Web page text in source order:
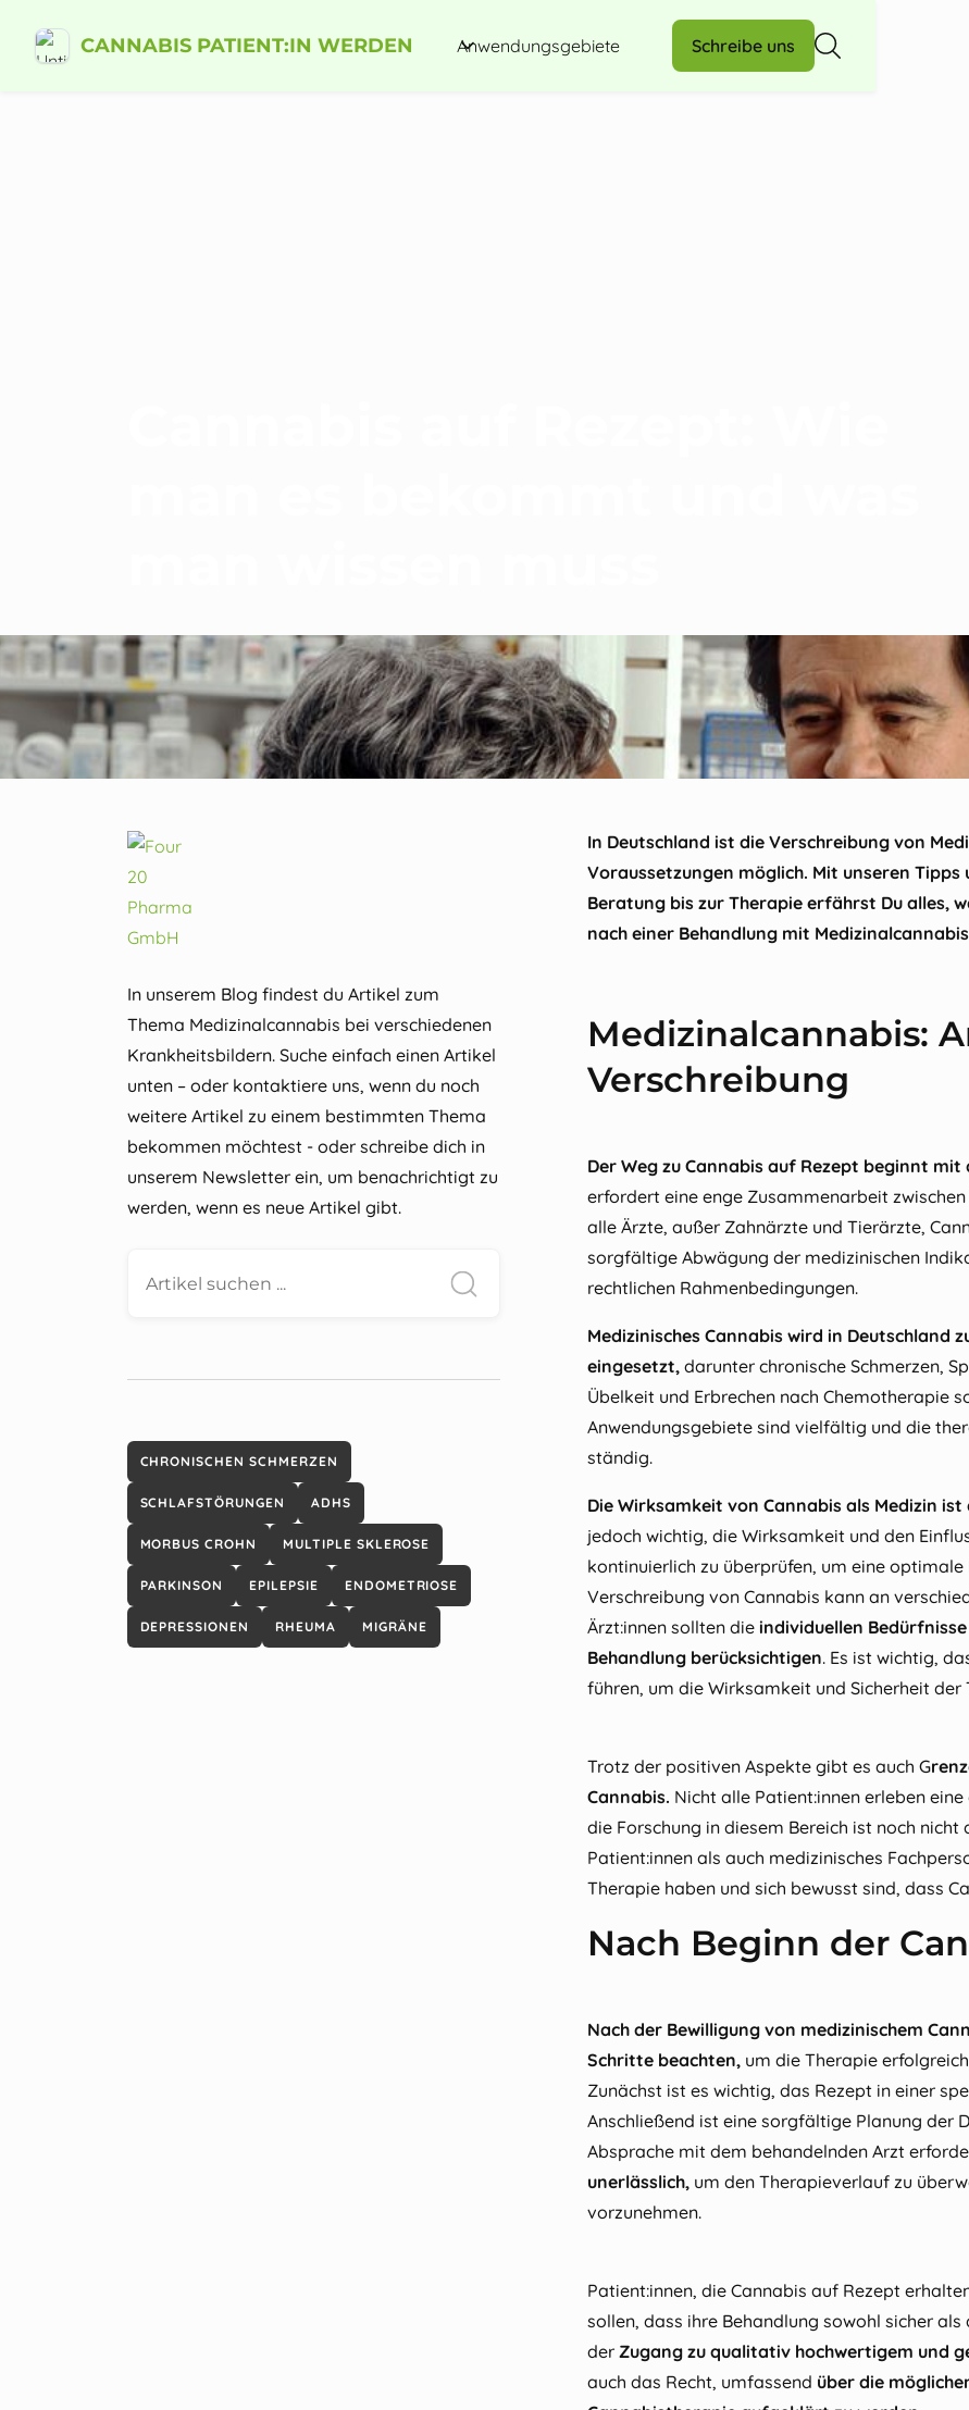
CANNABIS PATIENT:IN WERDEN Anwendungsgebiete Schreibe uns
In unserem Blog findest du Artikel zum
Thema Medizinalcannabis bei verschiedenen
Krankheitsbildern. Suche einfach einen Artikel
unten – oder kontaktiere uns, wenn du noch
weitere Artikel zu einem bestimmten Thema
bekommen möchtest - oder schreibe dich in
unserem Newsletter ein, um benachrichtigt zu
werden, wenn es neue Artikel gibt.
CHRONISCHEN SCHMERZEN
SCHLAFSTÖRUNGEN ADHS
MORBUS CROHN MULTIPLE SKLEROSE
PARKINSON EPILEPSIE ENDOMETRIOSE
DEPRESSIONEN RHEUMA MIGRÄNE
In Deutschland ist die Verschreibung von
Voraussetzungen möglich. Mit unseren
Beratung bis zur Therapie erfährst Du alles,
nach einer Behandlung mit
Medizinalcannabis:
Verschreibung
Der Weg zu Cannabis auf Rezept beginnt
erfordert eine enge Zusammenarbeit
alle Ärzte, außer Zahnärzte und Tierärzte,
sorgfältige Abwägung der medizinischen
rechtlichen Rahmenbedingungen.
Medizinisches Cannabis wird in Deutschland
eingesetzt,darunter chronische Schmerzen,
Übelkeit und Erbrechen nach Chemotherapie
Anwendungsgebiete sind vielfältig und die
ständig.
Die Wirksamkeit von Cannabis als Medizin
jedoch wichtig, die Wirksamkeit und den
kontinuierlich zu überprüfen, um eine
Verschreibung von Cannabis kann an
Ärzt:innen sollten die individuellen
Behandlung berücksichtigen. Es ist wichtig,
führen, um die Wirksamkeit und Sicherheit der
Trotz der positiven Aspekte gibt es auch G
Cannabis. Nicht alle Patient:innen erleben
die Forschung in diesem Bereich ist noch
Patient:innen als auch medizinisches
Therapie haben und sich bewusst sind, dass
Nach Beginn der
Nach der Bewilligung von medizinischem
Schritte beachten, um die Therapie
Zunächst ist es wichtig, das Rezept in einer
Anschließend ist eine sorgfältige Planung der
Absprache mit dem behandelnden Arzt
unerlässlich, um den Therapieverlauf zu
vorzunehmen.
Patient:innen, die Cannabis auf Rezept
sollen, dass ihre Behandlung sowohl sicher
derZugang zu qualitativ hochwertigem und
auch das Recht, umfassend über die